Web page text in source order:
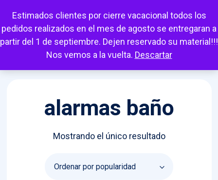
Estimados clientes por cierre vacacional todos los
pedidos realizados en el mes de agosto se entregaran a
partir del 1 de septiembre. Dejen reservado su material!!!
Nos vemos a la vuelta. Descartar
Mi cuenta Carrito Favoritos Escuchar
alarmas baño
Mostrando el único resultado